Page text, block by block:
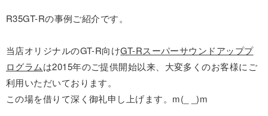
R35GT-Rの事例ご紹介です。
当店オリジナルのGT-R向けGT-Rスーパーサウンドアッププ
ログラムは2015年のご提供開始以来、大変多くのお客様にご
利用いただいております。
この場を借りて深く御礼申し上げます。m(_ _)m